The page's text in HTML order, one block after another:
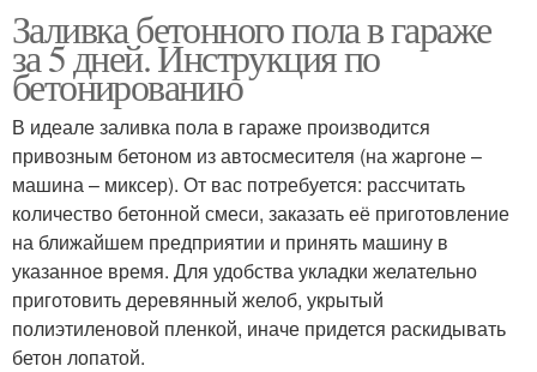
Заливка бетонного пола в гараже
за 5 дней. Инструкция по
бетонированию
В идеале заливка пола в гараже производится
привозным бетоном из автосмесителя (на жаргоне –
машина – миксер). От вас потребуется: рассчитать
количество бетонной смеси, заказать её приготовление
на ближайшем предприятии и принять машину в
указанное время. Для удобства укладки желательно
приготовить деревянный желоб, укрытый
полиэтиленовой пленкой, иначе придется раскидывать
бетон лопатой.